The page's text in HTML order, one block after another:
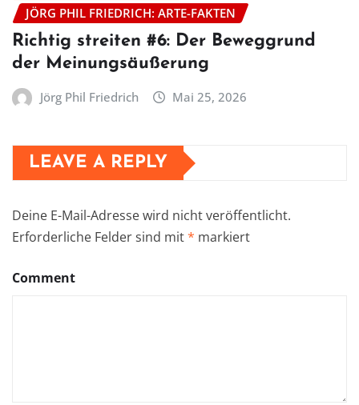
JÖRG PHIL FRIEDRICH: ARTE-FAKTEN
Richtig streiten #6: Der Beweggrund
der Meinungsäußerung
Jörg Phil Friedrich Mai 25, 2026
LEAVE A REPLY
Deine E-Mail-Adresse wird nicht veröffentlicht.
Erforderliche Felder sind mit* markiert
Comment